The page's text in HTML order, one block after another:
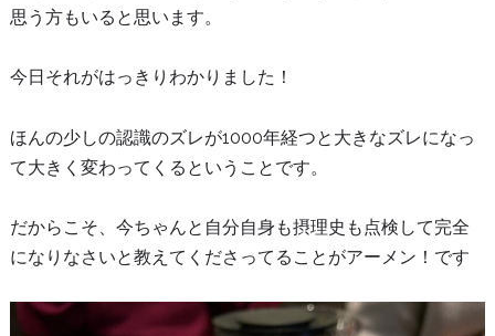
思う方もいると思います。
今日それがはっきりわかりました！
ほんの少しの認識のズレが1000年経つと大きなズレになっ
て大きく変わってくるということです。
だからこそ、今ちゃんと自分自身も摂理史も点検して完全
になりなさいと教えてくださってることがアーメン！です